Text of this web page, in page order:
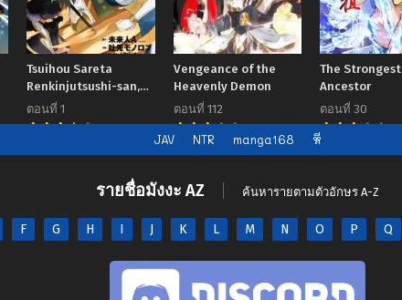
Tsuihou Sareta
Renkinjutsushi-san,
Saikyou no Dungeon
wo Tsukurimasen ka
ตอนที่ 1
Vengeance of the
Heavenly Demon
ตอนที่ 112
The Strongest
Ancestor
ตอนที่ 30
JAV NTR manga168 หี
รายชื่อมังงะ AZ ค้นหารายตามตัวอักษร A-Z
F G H I J K L M N O P Q